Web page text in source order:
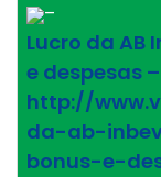
–
Lucro da AB
e despesas
http://
da-ab-
bonus-e-